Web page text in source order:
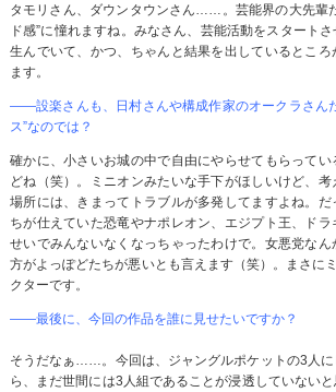
タモリさん、ダウンタウンさん……。芸能界の大先輩
ド感”に憧れますね。みなさん、芸能活動をスタート
生んでいて、かつ、ちゃんと結果を出しているとこ
ます。
――設楽さんも、日村さんや構成作家のオークラさん
ス”なのでは？
確かに、小さいお城の中で自由にやらせてもらって
どね（笑）。ミニオンみたいな手下がほしいけど、
場所には、きまってトラブルが多発してますよね。
ちが仕えていた恐竜やナポレオン、エジプト王、ド
せいでみんないなくなっちゃったわけで。女悪党な
方がよっぽどたちが悪いとも言えます（笑）。まさに
クターです。
――最後に、今回の作品を誰に見せたいですか？
そうだなぁ……。今回は、ジャングルポケットの3人
ら、まだ世間には3人組であることが浸透していない